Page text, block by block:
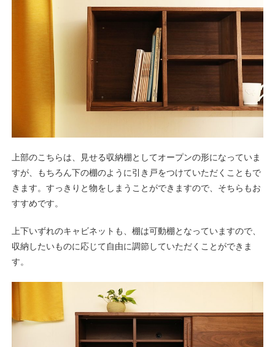
上部のこちらは、見せる収納棚としてオープンの形になっていま
すが、もちろん下の棚のように引き戸をつけていただくこともで
きます。すっきりと物をしまうことができますので、そちらもお
すすめです。
上下いずれのキャビネットも、棚は可動棚となっていますので、
収納したいものに応じて自由に調節していただくことができま
す。